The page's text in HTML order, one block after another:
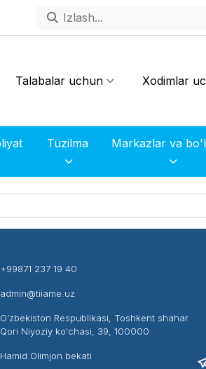
Talabalar uchun Xodimlar
Tuzilma
+99871 237 19 40
admin@tiiame.uz
O’zbekiston Respublikasi, Toshkent shahar
Qori Niyoziy ko'chasi, 39, 100000
Hamid Olimjon bekati